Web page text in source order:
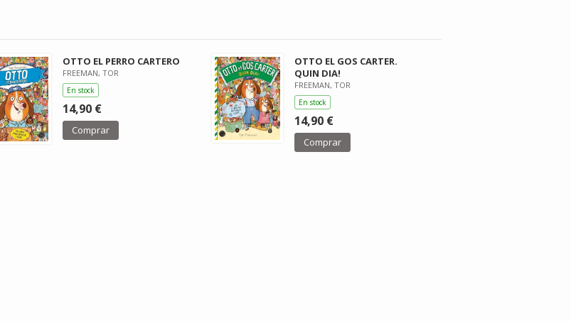
OTTO EL PERRO CARTERO
FREEMAN, TOR
En stock
14,90 €
Comprar
OTTO EL GOS CARTER.
QUIN DIA!
FREEMAN, TOR
En stock
14,90 €
Comprar